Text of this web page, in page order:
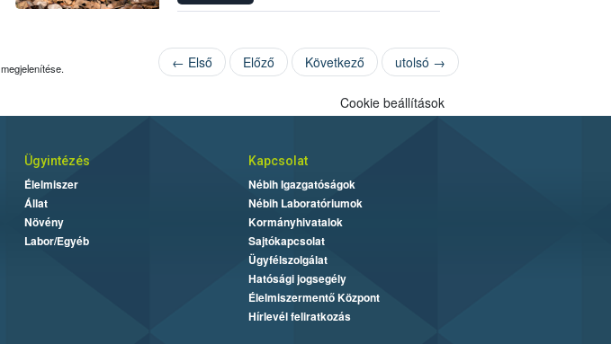
← Első Előző Következő utolsó →
Cookie beállítások
Ügyintézés
Élelmiszer
Állat
Növény
Labor/Egyéb
Kapcsolat
Nébih Igazgatóságok
Nébih Laboratóriumok
Kormányhivatalok
Sajtókapcsolat
Ügyfélszolgálat
Hatósági jogsegély
Élelmiszermentő Központ
Hírlevél feliratkozás